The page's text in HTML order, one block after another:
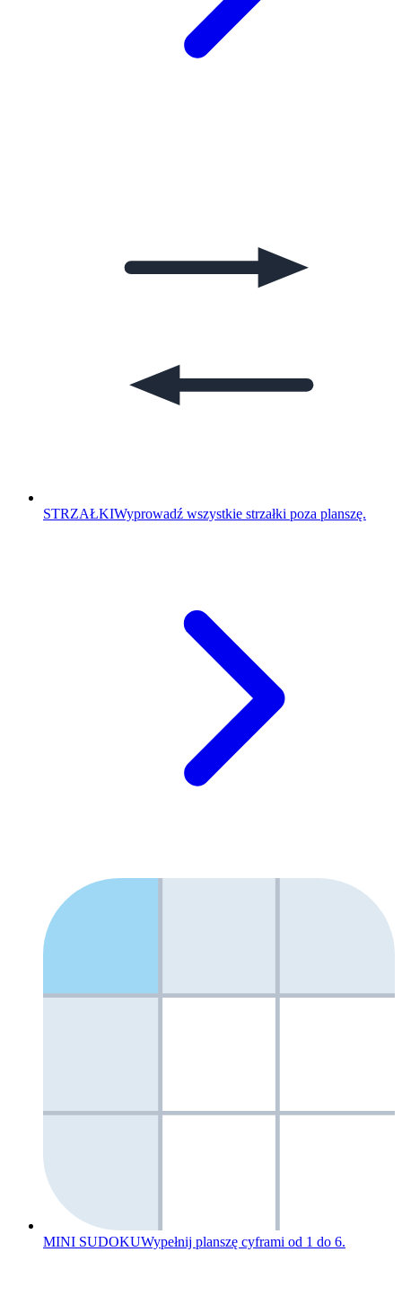
STRZAŁKIWyprowadź wszystkie strzałki poza planszę.
MINI SUDOKUWypełnij planszę cyframi od 1 do 6.